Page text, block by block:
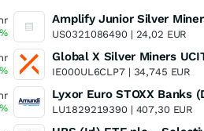
%
%
%
US0321086490 | 24,02 EUR
IE000UL6CLP7 | 34,745 EUR
LU1829219390 | 407,30 EUR